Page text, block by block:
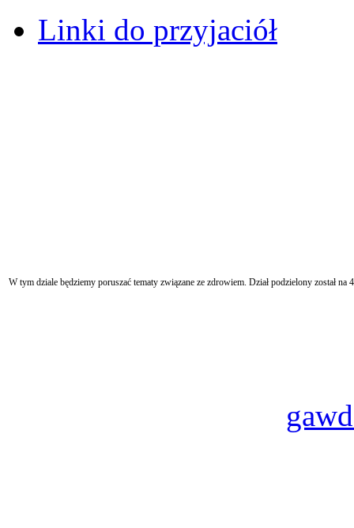
Linki do przyjaciół
W tym dziale będziemy poruszać tematy związane ze zdrowiem. Dział podzielony został